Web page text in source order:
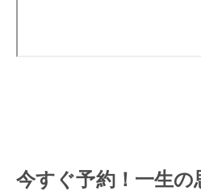
今すぐ予約！一生の